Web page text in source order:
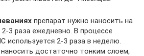
препарат нужно наносить на
3 раза ежедневно. В процессе
используется 2-3 раза в неделю.
достаточно тонким слоем,